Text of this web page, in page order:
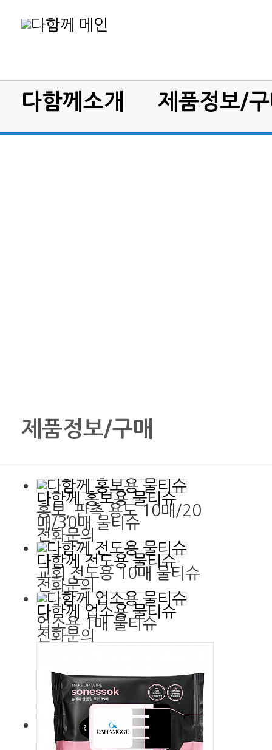
다함께소개 제품정보/
제품정보/구매
다함께 홍보용 물티슈
홍보, 판촉 용도 10매/20
매/30매 물티슈
전화문의
다함께 전도용 물티슈
교회 전도용 10매 물티슈
전화문의
다함께 업소용 물티슈
업소용 1매 물티슈
전화문의